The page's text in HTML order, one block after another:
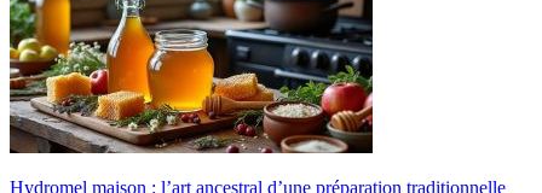
Hydromel maison : l’art ancestral d’une préparation traditionnelle